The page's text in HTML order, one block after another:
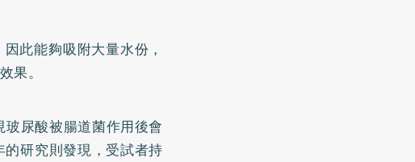
此能夠吸附大量水份，
果。
尿酸被腸道菌作用後會
研究則發現，受試者持